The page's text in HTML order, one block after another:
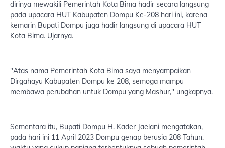
dirinya mewakili Pemerintah Kota Bima hadir secara langsung
pada upacara HUT Kabupaten Dompu Ke-208 hari ini, karena
kemarin Bupati Dompu juga hadir langsung di upacara HUT
Kota Bima. Ujarnya.
"Atas nama Pemerintah Kota Bima saya menyampaikan
Dirgahayu Kabupaten Dompu ke 208, semoga mampu
membawa perubahan untuk Dompu yang Mashur," ungkapnya.
Sementara itu, Bupati Dompu H. Kader Jaelani mengatakan,
pada hari ini 11 April 2023 Dompu genap berusia 208 Tahun,